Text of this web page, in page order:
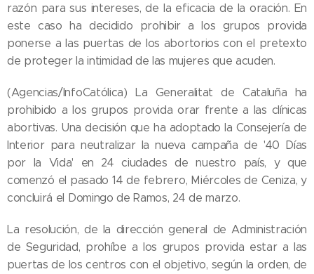
razón para sus intereses, de la eficacia de la oración. En
este caso ha decidido prohibir a los grupos provida
ponerse a las puertas de los abortorios con el pretexto
de proteger la intimidad de las mujeres que acuden.
(Agencias/InfoCatólica) La Generalitat de Cataluña ha
prohibido a los grupos provida orar frente a las clínicas
abortivas. Una decisión que ha adoptado la Consejería de
Interior para neutralizar la nueva campaña de '40 Días
por la Vida' en 24 ciudades de nuestro país, y que
comenzó el pasado 14 de febrero, Miércoles de Ceniza, y
concluirá el Domingo de Ramos, 24 de marzo.
La resolución, de la dirección general de Administración
de Seguridad, prohíbe a los grupos provida estar a las
puertas de los centros con el objetivo, según la orden, de